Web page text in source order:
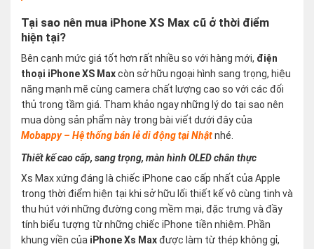
Tại sao nên mua iPhone XS Max cũ ở thời điểm
hiện tại?
Bên cạnh mức giá tốt hơn rất nhiều so với hàng mới, điện
thoại iPhone XS Maxcòn sở hữu ngoại hình sang trọng, hiệu
năng mạnh mẽ cùng camera chất lượng cao so với các đối
thủ trong tầm giá. Tham khảo ngay những lý do tại sao nên
mua dòng sản phẩm này trong bài viết dưới đây của
Mobappy – Hệ thống bán lẻ di động tại Nhậtnhé.
Thiết kế cao cấp, sang trọng, màn hình OLED chân thực
Xs Max xứng đáng là chiếc iPhone cao cấp nhất của Apple
trong thời điểm hiện tại khi sở hữu lối thiết kế vô cùng tinh và
thu hút với những đường cong mềm mại, đặc trưng và đầy
tính biểu tượng từ những chiếc iPhone tiền nhiệm. Phần
khung viền của iPhone Xs Maxđược làm từ thép không gỉ,